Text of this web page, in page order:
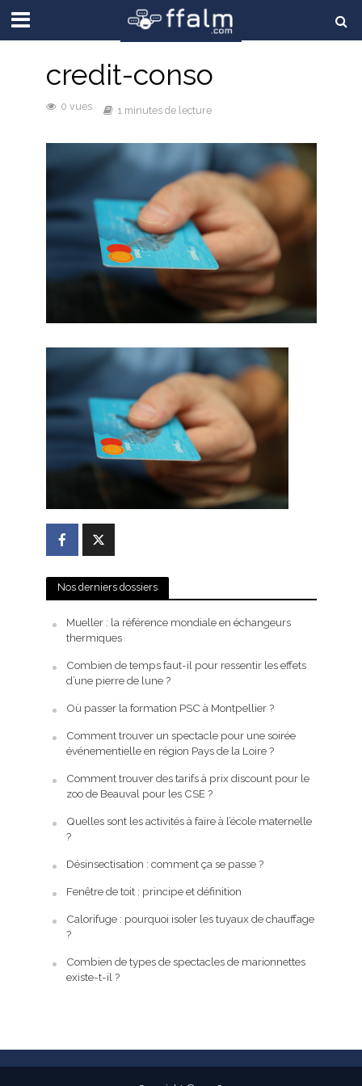
credit-conso
0 vues 1 minutes de lecture
Nos derniers dossiers
Mueller : la référence mondiale en échangeurs
thermiques
Combien de temps faut-il pour ressentir les effets
d’une pierre de lune ?
Où passer la formation PSC à Montpellier ?
Comment trouver un spectacle pour une soirée
événementielle en région Pays de la Loire ?
Comment trouver des tarifs à prix discount pour le
zoo de Beauval pour les CSE ?
Quelles sont les activités à faire à l’école maternelle
?
Désinsectisation : comment ça se passe ?
Fenêtre de toit : principe et définition
Calorifuge : pourquoi isoler les tuyaux de chauffage
?
Combien de types de spectacles de marionnettes
existe-t-il ?